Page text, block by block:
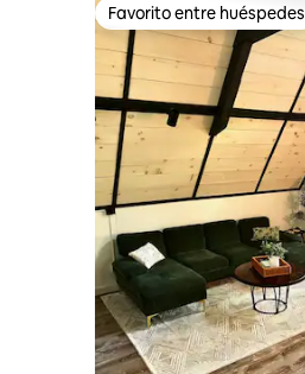
Favorito entre huéspedes
Favorito entre huéspedes